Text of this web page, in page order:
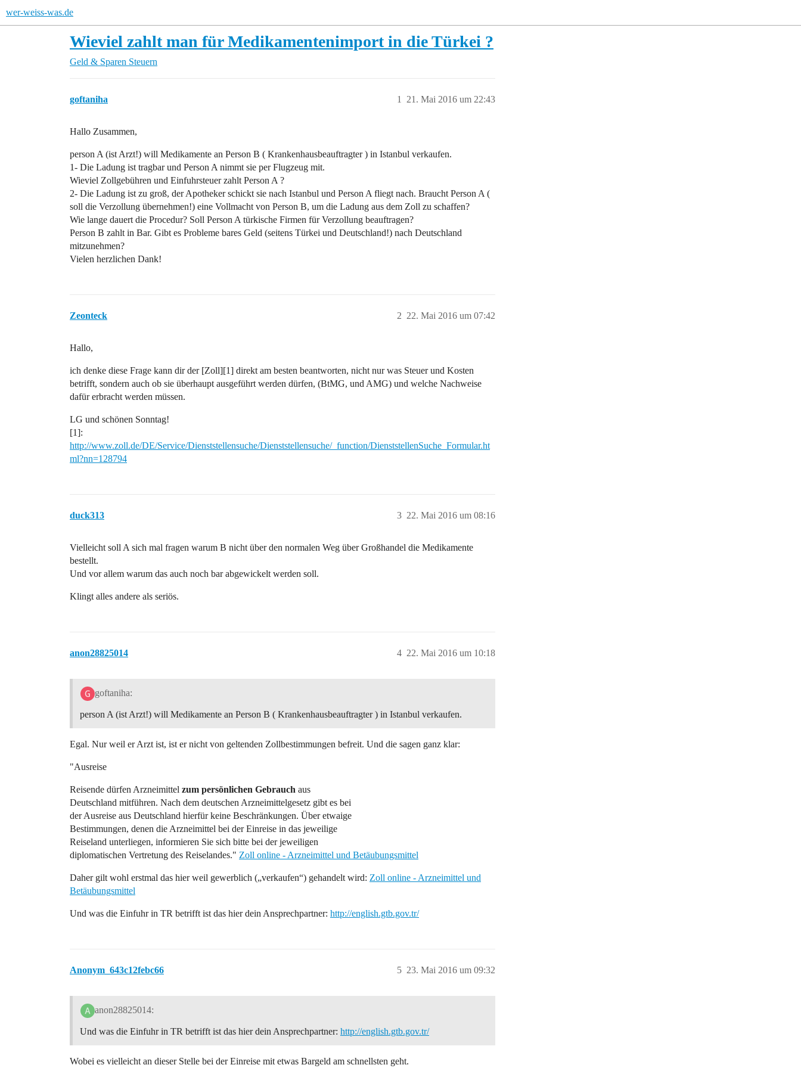
wer-weiss-was.de
Wieviel zahlt man für Medikamentenimport in die Türkei ?
Geld & Sparen Steuern
goftaniha 21. Mai 2016 um 22:43
1
Hallo Zusammen,
person A (ist Arzt!) will Medikamente an Person B ( Krankenhausbeauftragter ) in Istanbul verkaufen.
1- Die Ladung ist tragbar und Person A nimmt sie per Flugzeug mit.
Wieviel Zollgebühren und Einfuhrsteuer zahlt Person A ?
2- Die Ladung ist zu groß, der Apotheker schickt sie nach Istanbul und Person A fliegt nach. Braucht Person A (
soll die Verzollung übernehmen!) eine Vollmacht von Person B, um die Ladung aus dem Zoll zu schaffen?
Wie lange dauert die Procedur? Soll Person A türkische Firmen für Verzollung beauftragen?
Person B zahlt in Bar. Gibt es Probleme bares Geld (seitens Türkei und Deutschland!) nach Deutschland
mitzunehmen?
Vielen herzlichen Dank!
Zeonteck 22. Mai 2016 um 07:42
2
Hallo,
ich denke diese Frage kann dir der [Zoll][1] direkt am besten beantworten, nicht nur was Steuer und Kosten
betrifft, sondern auch ob sie überhaupt ausgeführt werden dürfen, (BtMG, und AMG) und welche Nachweise
dafür erbracht werden müssen.
LG und schönen Sonntag!
[1]:
http://www.zoll.de/DE/Service/Dienststellensuche/Dienststellensuche/_function/DienststellenSuche_Formular.ht
ml?nn=128794
duck313 22. Mai 2016 um 08:16
3
Vielleicht soll A sich mal fragen warum B nicht über den normalen Weg über Großhandel die Medikamente
bestellt.
Und vor allem warum das auch noch bar abgewickelt werden soll.
Klingt alles andere als seriös.
anon28825014 22. Mai 2016 um 10:18
4
goftaniha:
person A (ist Arzt!) will Medikamente an Person B ( Krankenhausbeauftragter ) in Istanbul verkaufen.
Egal. Nur weil er Arzt ist, ist er nicht von geltenden Zollbestimmungen befreit. Und die sagen ganz klar:
"Ausreise
Reisende dürfen Arzneimittel zum persönlichen Gebrauch aus
Deutschland mitführen. Nach dem deutschen Arzneimittelgesetz gibt es bei
der Ausreise aus Deutschland hierfür keine Beschränkungen. Über etwaige
Bestimmungen, denen die Arzneimittel bei der Einreise in das jeweilige
Reiseland unterliegen, informieren Sie sich bitte bei der jeweiligen
diplomatischen Vertretung des Reiselandes." Zoll online - Arzneimittel und Betäubungsmittel
Daher gilt wohl erstmal das hier weil gewerblich („verkaufen“) gehandelt wird: Zoll online - Arzneimittel und
Betäubungsmittel
Und was die Einfuhr in TR betrifft ist das hier dein Ansprechpartner: http://english.gtb.gov.tr/
Anonym_643c12febc66 23. Mai 2016 um 09:32
5
anon28825014:
Und was die Einfuhr in TR betrifft ist das hier dein Ansprechpartner: http://english.gtb.gov.tr/
Wobei es vielleicht an dieser Stelle bei der Einreise mit etwas Bargeld am schnellsten geht.